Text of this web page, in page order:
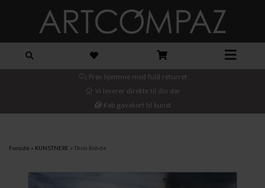
Prøv hjemme med fuld returret
Vi leverer direkte til din dør
Køb gavekort til kunst
Forside »KUNSTNERE »Thim Rohde